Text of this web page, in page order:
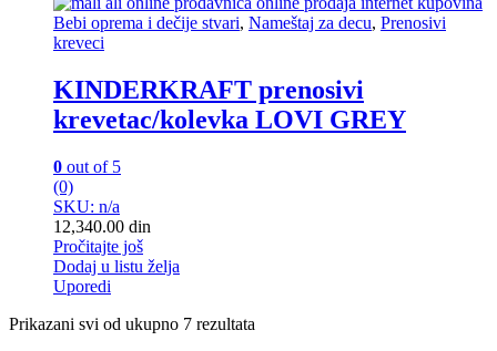
Bebi oprema i dečije stvari, Nameštaj za decu, Prenosivi
kreveci
KINDERKRAFT prenosivi
krevetac/kolevka LOVI GREY
0 out of 5
(0)
SKU: n/a
12,340.00 din
Pročitajte još
Dodaj u listu želja
Uporedi
Prikazani svi od ukupno 7 rezultata